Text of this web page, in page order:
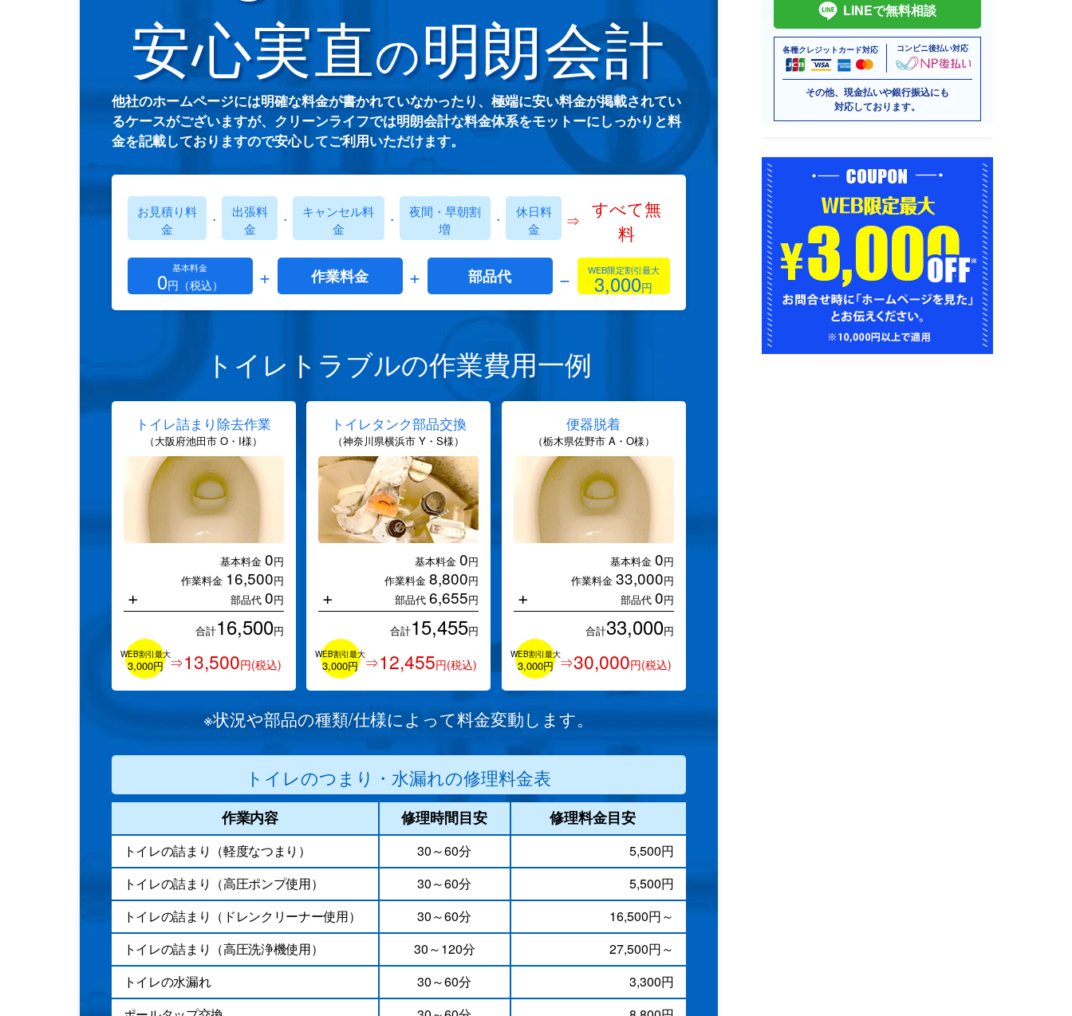
安心実直の明朗会計
他社のホームページには明確な料金が書かれていなかったり、極端に安い料金が掲載されてい
るケースがございますが、クリーンライフでは明朗会計な料金体系をモットーにしっかりと料
金を記載しておりますので安心してご利用いただけます。
お見積り料
金
・
出張料
金
・
キャンセル料
金
・
夜間・早朝割
増
・
休日料
金
⇒
すべて無
料
基本料金
0円（税込） + 作業料金 + 部品代 − WEB限定割引最大
3,000円
トイレトラブルの作業費用一例
トイレ詰まり除去作業
（大阪府池田市 O・I様）
基本料金 0円
作業料金 16,500円
部品代 0円
+
合計16,500円
WEB割引最大
3,000円 ⇒13,500円(税込)
トイレタンク部品交換
（神奈川県横浜市 Y・S様）
基本料金 0円
作業料金 8,800円
部品代 6,655円
+
合計15,455円
WEB割引最大
3,000円 ⇒12,455円(税込)
便器脱着
（栃木県佐野市 A・O様）
基本料金 0円
作業料金 33,000円
部品代 0円
+
合計33,000円
WEB割引最大
3,000円 ⇒30,000円(税込)
※状況や部品の種類/仕様によって料金変動します。
トイレのつまり・水漏れの修理料金表
作業内容 修理時間目安 修理料金目安
トイレの詰まり（軽度なつまり） 30～60分
5,500円
トイレの詰まり（高圧ポンプ使用）
30～60分
5,500円
トイレの詰まり（ドレンクリーナー使用）
30～60分
16,500円～
トイレの詰まり（高圧洗浄機使用）
30～120分
27,500円～
トイレの水漏れ
30～60分
3,300円
LINEで無料相談
各種クレジットカード対応 コンビニ後払い対応
その他、現金払いや銀行振込にも
対応しております。